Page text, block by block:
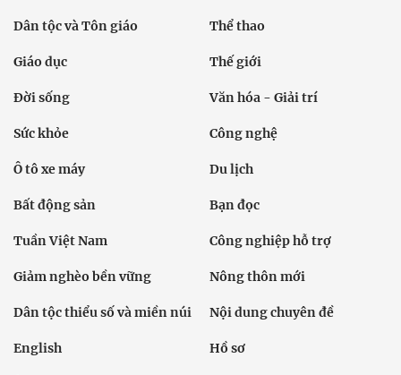
Dân tộc và Tôn giáo Thể thao
Giáo dục Thế giới
Đời sống Văn hóa - Giải trí
Sức khỏe Công nghệ
Ô tô xe máy Du lịch
Bất động sản Bạn đọc
Tuần Việt Nam Công nghiệp hỗ trợ
Giảm nghèo bền vững Nông thôn mới
Dân tộc thiểu số và miền núi Nội dung chuyên đề
English Hồ sơ